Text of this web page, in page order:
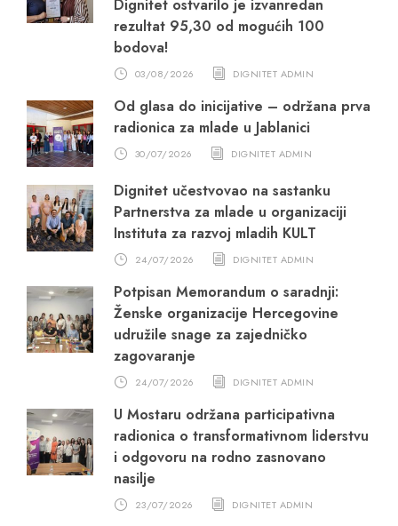
Dignitet ostvarilo je izvanredan
rezultat 95,30 od mogućih 100
bodova!
03/08/2026 DIGNITET ADMIN
Od glasa do inicijative – održana prva
radionica za mlade u Jablanici
30/07/2026 DIGNITET ADMIN
Dignitet učestvovao na sastanku
Partnerstva za mlade u organizaciji
Instituta za razvoj mladih KULT
24/07/2026 DIGNITET ADMIN
Potpisan Memorandum o saradnji:
Ženske organizacije Hercegovine
udružile snage za zajedničko
zagovaranje
24/07/2026 DIGNITET ADMIN
U Mostaru održana participativna
radionica o transformativnom liderstvu
i odgovoru na rodno zasnovano
nasilje
23/07/2026 DIGNITET ADMIN